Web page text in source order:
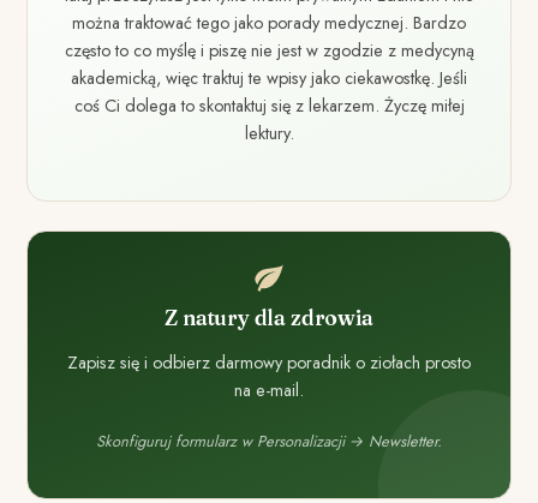
można traktować tego jako porady medycznej. Bardzo
często to co myślę i piszę nie jest w zgodzie z medycyną
akademicką, więc traktuj te wpisy jako ciekawostkę. Jeśli
coś Ci dolega to skontaktuj się z lekarzem. Życzę miłej
lektury.
Z natury dla zdrowia
Zapisz się i odbierz darmowy poradnik o ziołach prosto
na e-mail.
Skonfiguruj formularz w Personalizacji → Newsletter.